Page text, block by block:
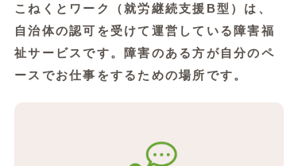
こねくとワーク（就労継続支援B型）は、
自治体の認可を受けて運営している障害福
祉サービスです。障害のある方が自分のペ
ースでお仕事をするための場所です。